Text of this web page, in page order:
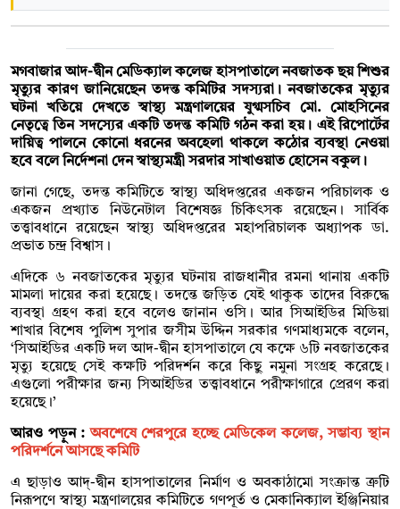
মগবাজার আদ-দ্বীন মেডিক্যাল কলেজ হাসপাতালে নবজাতক ছয় শিশুর
মৃত্যুর কারণ জানিয়েছেন তদন্ত কমিটির সদস্যরা। নবজাতকের মৃত্যুর
ঘটনা খতিয়ে দেখতে স্বাস্থ্য মন্ত্রণালয়ের যুগ্মসচিব মো. মোহসিনের
নেতৃত্বে তিন সদস্যের একটি তদন্ত কমিটি গঠন করা হয়। এই রিপোর্টের
দায়িত্ব পালনে কোনো ধরনের অবহেলা থাকলে কঠোর ব্যবস্থা নেওয়া
হবে বলে নির্দেশনা দেন স্বাস্থ্যমন্ত্রী সরদার সাখাওয়াত হোসেন বকুল।
জানা গেছে, তদন্ত কমিটিতে স্বাস্থ্য অধিদপ্তরের একজন পরিচালক ও
একজন প্রখ্যাত নিউনেটাল বিশেষজ্ঞ চিকিৎসক রয়েছেন। সার্বিক
তত্ত্বাবধানে রয়েছেন স্বাস্থ্য অধিদপ্তরের মহাপরিচালক অধ্যাপক ডা.
প্রভাত চন্দ্র বিশ্বাস।
এদিকে ৬ নবজাতকের মৃত্যুর ঘটনায় রাজধানীর রমনা থানায় একটি
মামলা দায়ের করা হয়েছে। তদন্তে জড়িত যেই থাকুক তাদের বিরুদ্ধে
ব্যবস্থা গ্রহণ করা হবে বলেও জানান ওসি। আর সিআইডির মিডিয়া
শাখার বিশেষ পুলিশ সুপার জসীম উদ্দিন সরকার গণমাধ্যমকে বলেন,
‘সিআইডির একটি দল আদ-দ্বীন হাসপাতালে যে কক্ষে ৬টি নবজাতকের
মৃত্যু হয়েছে সেই কক্ষটি পরিদর্শন করে কিছু নমুনা সংগ্রহ করেছে।
এগুলো পরীক্ষার জন্য সিআইডির তত্ত্বাবধানে পরীক্ষাগারে প্রেরণ করা
হয়েছে।’
আরও পড়ুন :অবশেষে শেরপুরে হচ্ছে মেডিকেল কলেজ, সম্ভাব্য স্থান
পরিদর্শনে আসছে কমিটি
এ ছাড়াও আদ্-দ্বীন হাসপাতালের নির্মাণ ও অবকাঠামো সংক্রান্ত ত্রুটি
নিরূপণে স্বাস্থ্য মন্ত্রণালয়ের কমিটিতে গণপূর্ত ও মেকানিক্যাল ইঞ্জিনিয়ার